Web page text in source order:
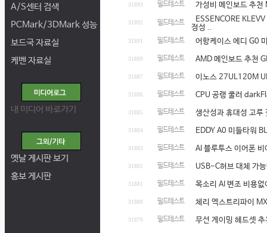
A/S센터 검색
PCMark/3DMark 성능
보드국 자료실
케벤 자료실
내 미디어 바로가기
옛날 게시판 보기
홍보 게시판
31893 필드테스트 가성비 메인보드 추
31892 필드테스트
ESSENCORE
정성 ..
31891 필드테스트 어항케이스 에디 G0
31889 필드테스트 AMD 메인보드 추천
31887 필드테스트 이노스 27UL120M
31886 필드테스트 CPU 공랭 쿨러
31885 필드테스트 생산성과 휴대성 고
31884 필드테스트 EDDY A0 미들타워
31883 필드테스트 AI 블루투스 이어폰
31882 필드테스트 USB-C허브 대체 가
31881 필드테스트 목소리 AI 변조 비용
31880 필드테스트 체리 엑스트리파이
31879 필드테스트 무선 게이밍 헤드셋